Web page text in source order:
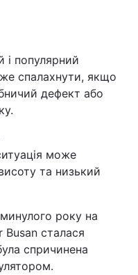
популярний
спалахнути, якщо
дефект або
може
та низький
року на
Busan сталася
спричинена